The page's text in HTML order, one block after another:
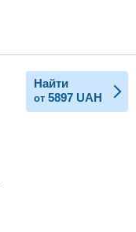
Найти
от 5897 UAH